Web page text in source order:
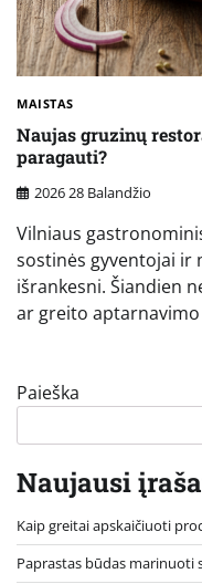
MAISTAS
Naujas gruzinų
paragauti?
2026 28 Balandžio
Vilniaus
sostinės gyventojai ir
išrankesni. Šiandien
ar greito
Paieška
Naujausi
Kaip greitai apskaičiuoti
Paprastas būdas marinuoti